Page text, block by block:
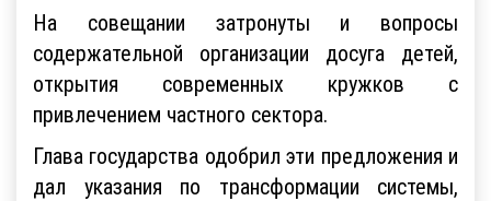
На совещании затронуты и вопросы
содержательной организации досуга детей,
открытия современных кружков с
привлечением частного сектора.
Глава государства одобрил эти предложения и
дал указания по трансформации системы,